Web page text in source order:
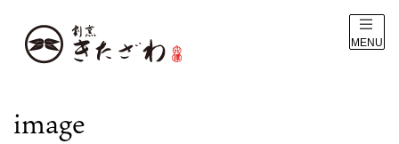
MENU
image